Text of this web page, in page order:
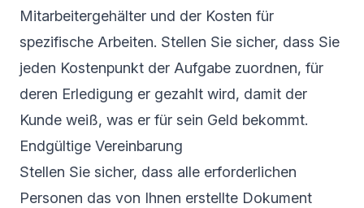
Mitarbeitergehälter und der Kosten für
spezifische Arbeiten. Stellen Sie sicher, dass Sie
jeden Kostenpunkt der Aufgabe zuordnen, für
deren Erledigung er gezahlt wird, damit der
Kunde weiß, was er für sein Geld bekommt.
Endgültige Vereinbarung
Stellen Sie sicher, dass alle erforderlichen
Personen das von Ihnen erstellte Dokument